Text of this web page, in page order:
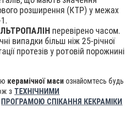
розширення (КТР) у межах
перевірено часом.
випадки більш ніж 25-річної
протезів у ротовій порожнині
керамічної маси ознайомтесь будь
з ТЕХНІЧНИМИ
ПРОГРАМОЮ СПІКАННЯ КЕКРАМІКИ